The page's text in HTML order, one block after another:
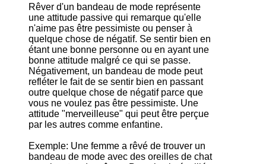
Rêver d'un bandeau de mode représente
une attitude passive qui remarque qu'elle
n'aime pas être pessimiste ou penser à
quelque chose de négatif. Se sentir bien en
étant une bonne personne ou en ayant une
bonne attitude malgré ce qui se passe.
Négativement, un bandeau de mode peut
refléter le fait de se sentir bien en passant
outre quelque chose de négatif parce que
vous ne voulez pas être pessimiste. Une
attitude "merveilleuse" qui peut être perçue
par les autres comme enfantine.
Exemple: Une femme a rêvé de trouver un
bandeau de mode avec des oreilles de chat